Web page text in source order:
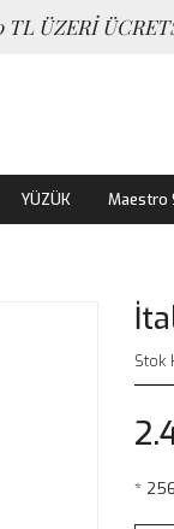
TL ÜZERİ
YÜZÜK Maestro
Stok
*